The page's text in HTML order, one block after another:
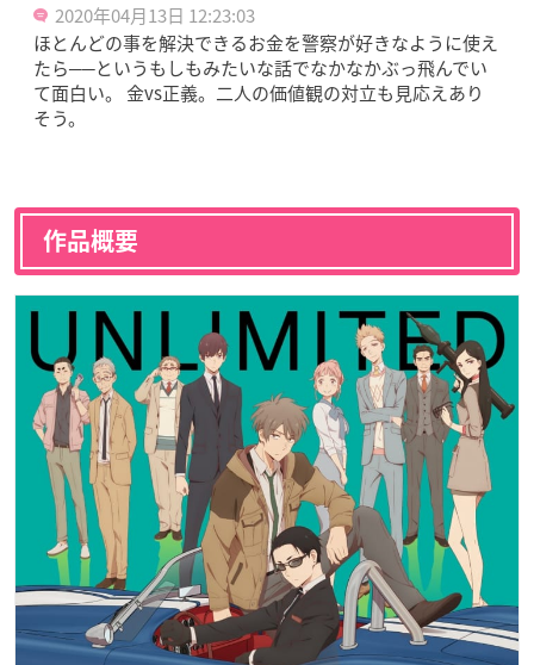
2020年04月13日 12:23:03
ほとんどの事を解決できるお金を警察が好きなように使え
たら──というもしもみたいな話でなかなかぶっ飛んでい
て面白い。 金vs正義。二人の価値観の対立も見応えあり
そう。
作品概要